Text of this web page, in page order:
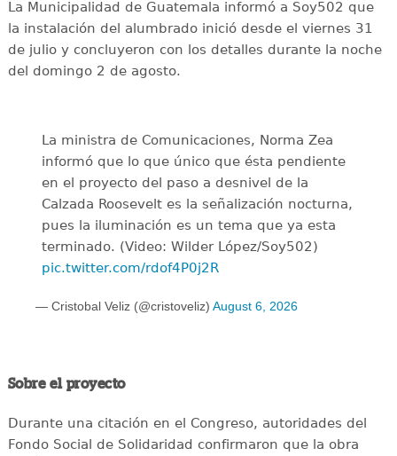
La Municipalidad de Guatemala informó a Soy502 que
la instalación del alumbrado inició desde el viernes 31
de julio y concluyeron con los detalles durante la noche
del domingo 2 de agosto.
La ministra de Comunicaciones, Norma Zea
informó que lo que único que ésta pendiente
en el proyecto del paso a desnivel de la
Calzada Roosevelt es la señalización nocturna,
pues la iluminación es un tema que ya esta
terminado. (Video: Wilder López/Soy502)
pic.twitter.com/rdof4P0j2R
— Cristobal Veliz (@cristoveliz) August 6, 2026
Sobre el proyecto
Durante una citación en el Congreso, autoridades del
Fondo Social de Solidaridad confirmaron que la obra